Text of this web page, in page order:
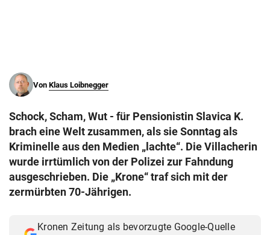
Von Klaus Loibnegger
Schock, Scham, Wut - für Pensionistin Slavica K.
brach eine Welt zusammen, als sie Sonntag als
Kriminelle aus den Medien „lachte“. Die Villacherin
wurde irrtümlich von der Polizei zur Fahndung
ausgeschrieben. Die „Krone“ traf sich mit der
zermürbten 70-Jährigen.
Kronen Zeitung als bevorzugte Google-Quelle